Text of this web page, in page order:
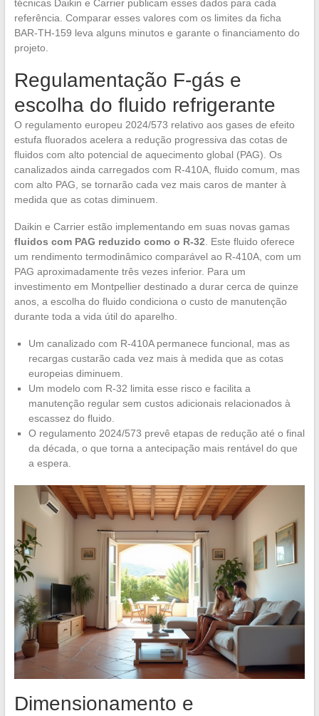
técnicas Daikin e Carrier publicam esses dados para cada
referência. Comparar esses valores com os limites da ficha
BAR-TH-159 leva alguns minutos e garante o financiamento do
projeto.
Regulamentação F-gás e
escolha do fluido refrigerante
O regulamento europeu 2024/573 relativo aos gases de efeito
estufa fluorados acelera a redução progressiva das cotas de
fluidos com alto potencial de aquecimento global (PAG). Os
canalizados ainda carregados com R-410A, fluido comum, mas
com alto PAG, se tornarão cada vez mais caros de manter à
medida que as cotas diminuem.
Daikin e Carrier estão implementando em suas novas gamas
fluidos com PAG reduzido como o R-32 . Este fluido oferece
um rendimento termodinâmico comparável ao R-410A, com um
PAG aproximadamente três vezes inferior. Para um
investimento em Montpellier destinado a durar cerca de quinze
anos, a escolha do fluido condiciona o custo de manutenção
durante toda a vida útil do aparelho.
Um canalizado com R-410A permanece funcional, mas as
recargas custarão cada vez mais à medida que as cotas
europeias diminuem.
Um modelo com R-32 limita esse risco e facilita a
manutenção regular sem custos adicionais relacionados à
escassez do fluido.
O regulamento 2024/573 prevê etapas de redução até o final
da década, o que torna a antecipação mais rentável do que
a espera.
Dimensionamento e